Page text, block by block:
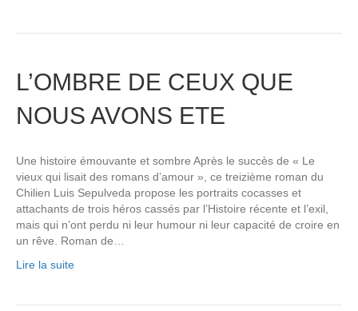
L’OMBRE DE CEUX QUE
NOUS AVONS ETE
Une histoire émouvante et sombre Après le succès de « Le
vieux qui lisait des romans d’amour », ce treizième roman du
Chilien Luis Sepulveda propose les portraits cocasses et
attachants de trois héros cassés par l’Histoire récente et l’exil,
mais qui n’ont perdu ni leur humour ni leur capacité de croire en
un rêve. Roman de…
Lire la suite